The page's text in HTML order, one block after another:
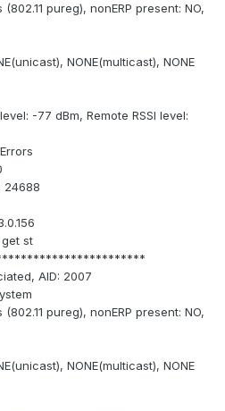
pureg), nonERP present: NO,
NONE(multicast), NONE
-77 dBm, Remote RSSI level:
24688
get st
AID: 2007
pureg), nonERP present: NO,
NONE(multicast), NONE